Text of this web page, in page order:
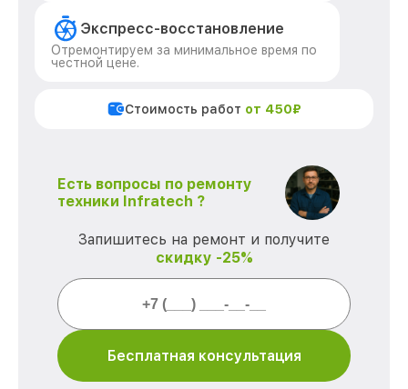
Экспресс-восстановление
Отремонтируем за минимальное время по
честной цене.
Стоимость работ от 450₽
Есть вопросы по ремонту
техники Infratech ?
Запишитесь на ремонт и получите
скидку -25%
Бесплатная консультация